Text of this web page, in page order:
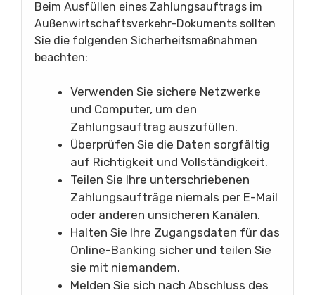
Beim Ausfüllen eines Zahlungsauftrags im
Außenwirtschaftsverkehr-Dokuments sollten
Sie die folgenden Sicherheitsmaßnahmen
beachten:
Verwenden Sie sichere Netzwerke
und Computer, um den
Zahlungsauftrag auszufüllen.
Überprüfen Sie die Daten sorgfältig
auf Richtigkeit und Vollständigkeit.
Teilen Sie Ihre unterschriebenen
Zahlungsaufträge niemals per E-Mail
oder anderen unsicheren Kanälen.
Halten Sie Ihre Zugangsdaten für das
Online-Banking sicher und teilen Sie
sie mit niemandem.
Melden Sie sich nach Abschluss des